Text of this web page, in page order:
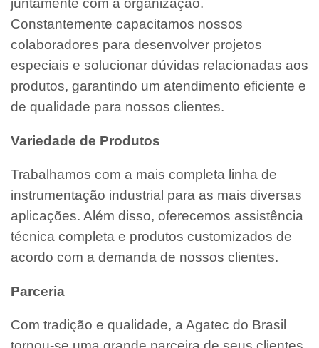
juntamente com a organização.
Constantemente capacitamos nossos
colaboradores para desenvolver projetos
especiais e solucionar dúvidas relacionadas aos
produtos, garantindo um atendimento eficiente e
de qualidade para nossos clientes.
Variedade de Produtos
Trabalhamos com a mais completa linha de
instrumentação industrial para as mais diversas
aplicações. Além disso, oferecemos assistência
técnica completa e produtos customizados de
acordo com a demanda de nossos clientes.
Parceria
Com tradição e qualidade, a Agatec do Brasil